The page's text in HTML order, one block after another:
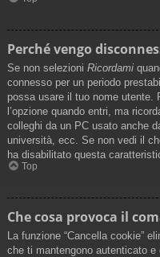
Perché vengo
Se non selezioni Ricordami
connesso per un periodo
possa usare il tuo nome utente.
l’opzione quando entri, ma
colleghi da un PC usato anche
università, ecc. Se non vedi il
ha disabilitato questa
Top
Che cosa provoca il
La funzione “Cancella cookie”
che ti mantengono autenticato